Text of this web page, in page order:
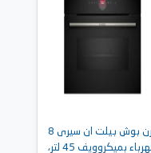
فرن بوش بيلت ان سيرى 8
كهرباء بميكروويف 45 لتر،